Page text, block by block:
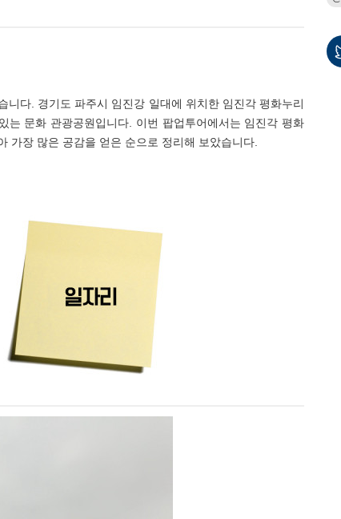
다. 경기도 파주시 임진강 일대에 위치한 임진각 평화누리
문화 관광공원입니다. 이번 팝업투어에서는 임진각 평화
가장 많은 공감을 얻은 순으로 정리해 보았습니다.